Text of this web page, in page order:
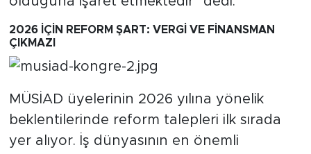
2026 İÇİN REFORM ŞART: VERGİ VE FİNANSMAN
ÇIKMAZI
MÜSİAD üyelerinin 2026 yılına yönelik
beklentilerinde reform talepleri ilk sırada
yer alıyor. İş dünyasının en önemli